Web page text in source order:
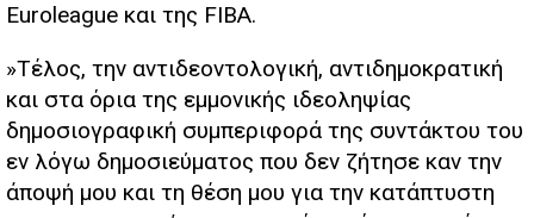
Euroleague και της FIBA.
»Τέλος, την αντιδεοντολογική, αντιδημοκρατική
και στα όρια της εμμονικής ιδεοληψίας
δημοσιογραφική συμπεριφορά της συντάκτου του
εν λόγω δημοσιεύματος που δεν ζήτησε καν την
άποψή μου και τη θέση μου για την κατάπτυστη